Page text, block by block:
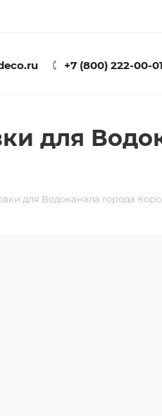
+7 (800) 222-00-01
для
для Водоканала города